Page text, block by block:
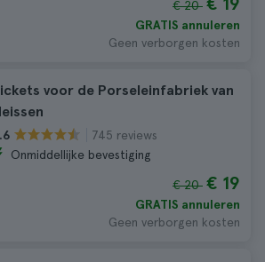
€ 20
GRATIS annuleren
Geen verborgen kosten
voor de Porseleinfabriek van
745 reviews
Onmiddellijke bevestiging
€ 20 € 19
GRATIS annuleren
Geen verborgen kosten